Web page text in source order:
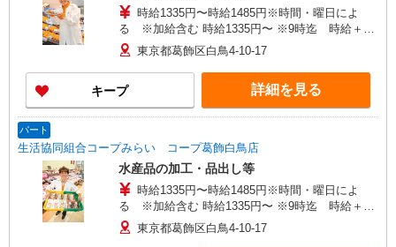
時給1335円〜時給1485円※時間・曜日によ
る ※加給含む 時給1335円〜 ※9時迄 時給＋
100円 ※16時（17時）以降 時給＋150円 ※日・
祝日 時給＋150円
東京都葛飾区白鳥4-10-17
キープ 詳細を見る
パート
生活協同組合コープみらい コープ葛飾白鳥店
水産品の加工・品出し等
時給1335円〜時給1485円※時間・曜日によ
る ※加給含む 時給1335円〜 ※9時迄 時給＋
100円 ※16時（17時）以降 時給＋150円 ※日・
祝日 時給＋150円
東京都葛飾区白鳥4-10-17